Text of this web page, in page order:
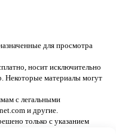
для просмотра
носит исключительно
Некоторые материалы могут
с легальными
и другие.
только с указанием